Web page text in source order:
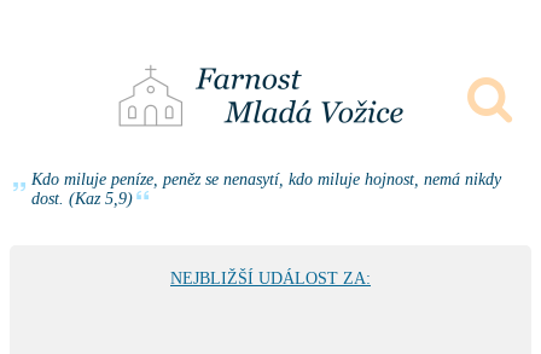
Kdo miluje peníze, peněz se nenasytí, kdo miluje hojnost, nemá nikdy
dost. (Kaz 5,9)
NEJBLIŽŠÍ UDÁLOST ZA: